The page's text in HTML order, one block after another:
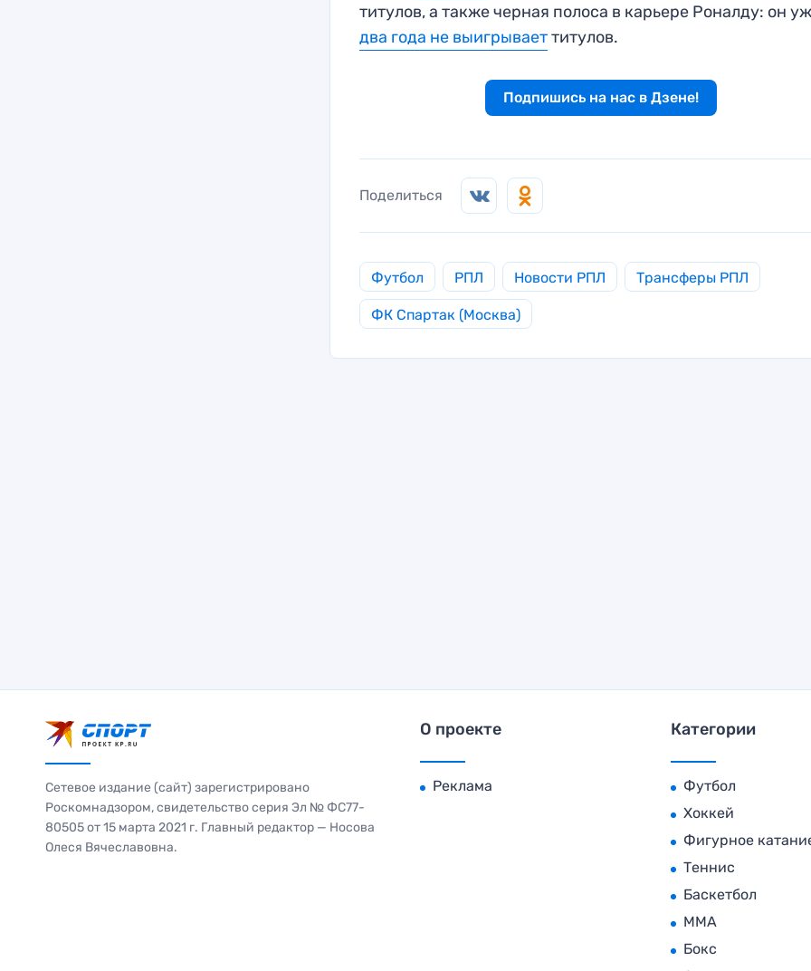
титулов, а также черная полоса в карьере Роналду: он
два года не выигрываеттитулов.
Подпишись на нас в Дзене!
Поделиться
Футбол РПЛ Новости РПЛ Трансферы РПЛ
ФК Спартак (Москва)
Сетевое издание (сайт) зарегистрировано
Роскомнадзором, свидетельство серия Эл № ФС77-
80505 от 15 марта 2021 г. Главный редактор — Носова
Олеся Вячеславовна.
О проекте
Реклама
Категории
Футбол
Хоккей
Фигурное
Теннис
Баскетбол
MMA
Бокс